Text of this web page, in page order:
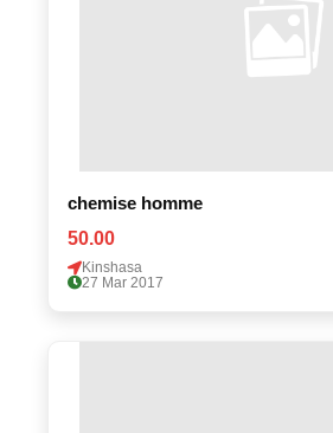
chemise homme
50.00
Kinshasa
27 Mar 2017